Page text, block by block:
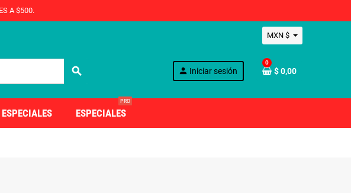
A $500.
MXN $
search person Iniciar sesión
0
$ 0,00
ESPECIALES
PRO